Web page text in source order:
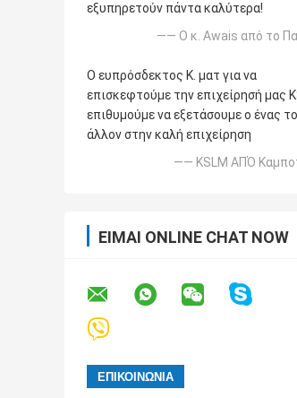
εξυπηρετούν πάντα καλύτερα!
—— Ο κ. Awais από το
Ο ευπρόσδεκτος Κ. ματ για να
επισκεφτούμε την επιχείρησή μας
επιθυμούμε να εξετάσουμε ο ένας
άλλον στην καλή επιχείρηση
—— KSLM ΑΠΌ
ΕΊΜΑΙ ONLINE CHAT NOW